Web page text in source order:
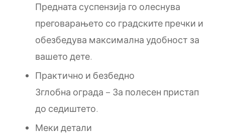
Предната суспензија го олеснува
преговарањето со градските пречки и
обезбедува максимална удобност за
вашето дете.
Практично и безбедно
Зглобна ограда – За полесен пристап
до седиштето.
Меки детали